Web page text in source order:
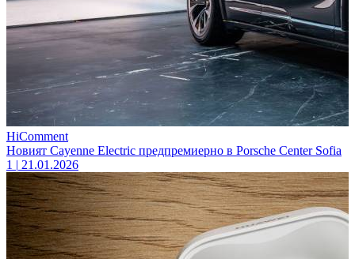
HiComment
Новият Cayenne Electric предпремиерно в Porsche Center Sofia
1 | 21.01.2026